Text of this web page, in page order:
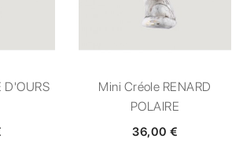
D'OURS
Mini Créole RENARD
POLAIRE
36,00 €